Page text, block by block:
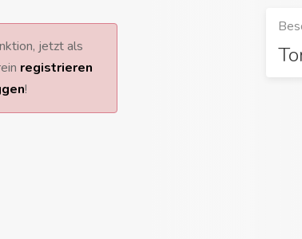
jetzt als
registrieren
!